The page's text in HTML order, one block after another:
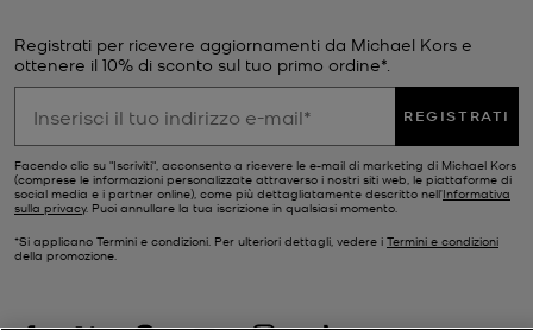
Registrati per ricevere aggiornamenti da Michael Kors e
ottenere il 10% di sconto sul tuo primo ordine*.
REGISTRATI
Facendo clic su "Iscriviti", acconsento a ricevere le e-mail di marketing di Michael Kors
(comprese le informazioni personalizzate attraverso i nostri siti web, le piattaforme di
social media e i partner online), come più dettagliatamente descritto nell’Informativa
sulla privacy. Puoi annullare la tua iscrizione in qualsiasi momento.
*Si applicano Termini e condizioni. Per ulteriori dettagli, vedere i Termini e condizioni
della promozione.